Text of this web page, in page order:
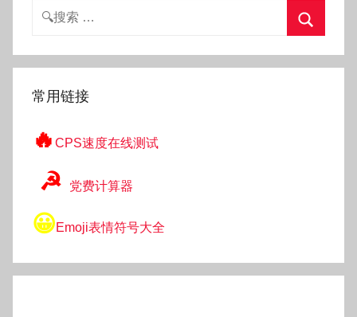
搜
索
常用链接
🔥 CPS速度在线测试
☭ 党费计算器
😀Emoji表情符号大全